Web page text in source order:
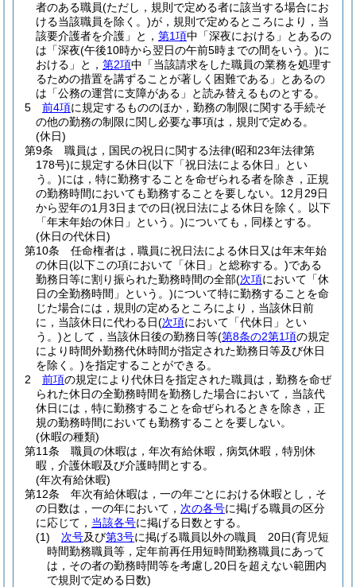
者のある職員(ただし，規則で定める者に該当する場合にお
ける当該職員を除く。)が，規則で定めるところにより，当
該要介護者を介護」と， 第1項中「深夜における」とあるの
は「深夜(午後10時から翌日の午前5時までの間をいう。)に
おける」と， 第2項中「当該請求をした職員の業務を処理す
るための措置を講ずることが著しく困難である」とあるの
は「公務の運営に支障がある」と読み替えるものとする。
5
前4項に規定するもののほか，勤務の制限に関する手続そ
の他の勤務の制限に関し必要な事項は，規則で定める。
(休日)
第9条
職員は，国民の祝日に関する法律(昭和23年法律第
178号)に規定する休日(以下「祝日法による休日」とい
う。)には，特に勤務することを命ぜられる者を除き，正規
の勤務時間においても勤務することを要しない。 12月29日
から翌年の1月3日までの日(祝日法による休日を除く。以下
「年末年始の休日」という。)についても，同様とする。
(休日の代休日)
第10条
任命権者は，職員に祝日法による休日又は年末年始
の休日(以下この項において「休日」と総称する。)である
勤務日等に割り振られた勤務時間の全部(次項において「休
日の全勤務時間」という。)について特に勤務することを命
じた場合には，規則の定めるところにより，当該休日前
に，当該休日に代わる日(次項において「代休日」とい
う。)として，当該休日後の勤務日等(第8条の2第1項の規定
により時間外勤務代休時間が指定された勤務日等及び休日
を除く。)を指定することができる。
2
前項の規定により代休日を指定された職員は，勤務を命ぜ
られた休日の全勤務時間を勤務した場合において，当該代
休日には，特に勤務することを命ぜられるときを除き，正
規の勤務時間においても勤務することを要しない。
(休暇の種類)
第11条
職員の休暇は，年次有給休暇，病気休暇，特別休
暇，介護休暇及び介護時間とする。
(年次有給休暇)
第12条
年次有給休暇は，一の年ごとにおける休暇とし，そ
の日数は，一の年において， 次の各号に掲げる職員の区分
に応じて， 当該各号に掲げる日数とする。
(1)
次号及び第3号に掲げる職員以外の職員 20日(育児短
時間勤務職員等，定年前再任用短時間勤務職員にあって
は，その者の勤務時間等を考慮し20日を超えない範囲内
で規則で定める日数)